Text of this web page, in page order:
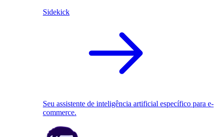
Sidekick
Seu assistente de inteligência artificial específico para e-
commerce.